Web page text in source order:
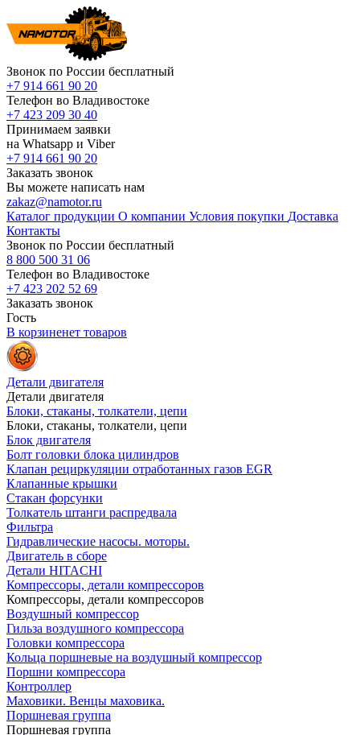
Звонок по России бесплатный
+7 914 661 90 20
Телефон во Владивостоке
+7 423 209 30 40
Принимаем заявки
на Whatsapp и Viber
+7 914 661 90 20
Заказать звонок
Вы можете написать нам
zakaz@namotor.ru
Каталог продукции О компании Условия покупки Доставка
Контакты
Звонок по России бесплатный
8 800 500 31 06
Телефон во Владивостоке
+7 423 202 52 69
Заказать звонок
Гость
В корзиненет товаров
Детали двигателя
Детали двигателя
Блоки, стаканы, толкатели, цепи
Блоки, стаканы, толкатели, цепи
Блок двигателя
Болт головки блока цилиндров
Клапан рециркуляции отработанных газов EGR
Клапанные крышки
Стакан форсунки
Толкатель штанги распредвала
Фильтра
Гидравлические насосы. моторы.
Двигатель в сборе
Детали HITACHI
Компрессоры, детали компрессоров
Компрессоры, детали компрессоров
Воздушный компрессор
Гильза воздушного компрессора
Головки компрессора
Кольца поршневые на воздушный компрессор
Поршни компрессора
Контроллер
Маховики. Венцы маховика.
Поршневая группа
Поршневая группа